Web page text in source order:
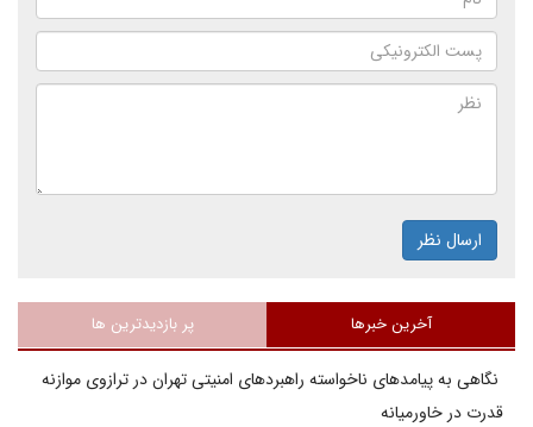
ارسال نظر
آخرین خبرها پر بازدیدترین ها
نگاهی به پیامدهای ناخواسته راهبردهای امنیتی تهران در ترازوی موازنه
قدرت در خاورمیانه